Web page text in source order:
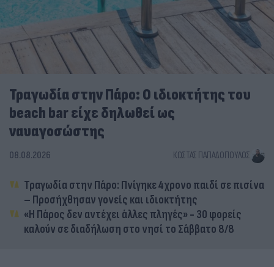
Τραγωδία στην Πάρο: Ο ιδιοκτήτης του
beach bar είχε δηλωθεί ως
ναυαγοσώστης
08.08.2026 ΚΏΣΤΑΣ ΠΑΠΑΔΌΠΟΥΛΟΣ
Τραγωδία στην Πάρο: Πνίγηκε 4χρονο παιδί σε πισίνα
– Προσήχθησαν γονείς και ιδιοκτήτης
«Η Πάρος δεν αντέχει άλλες πληγές» - 30 φορείς
καλούν σε διαδήλωση στο νησί το Σάββατο 8/8